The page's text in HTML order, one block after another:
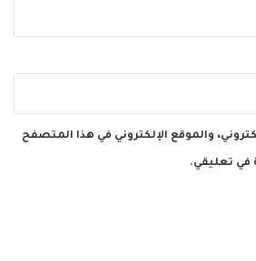
والموقع الإلكتروني في هذا المتصفح
في تعليقي.